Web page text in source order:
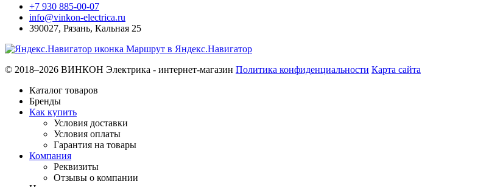
+7 930 885-00-07
info@vinkon-electrica.ru
390027, Рязань, Кальная 25
Маршрут в Яндекс.Навигатор
© 2018–2026 ВИНКОН Электрика - интернет-магазин Политика конфиденциальности Карта сайта
Каталог товаров
Бренды
Как купить
Условия доставки
Условия оплаты
Гарантия на товары
Компания
Реквизиты
Отзывы о компании